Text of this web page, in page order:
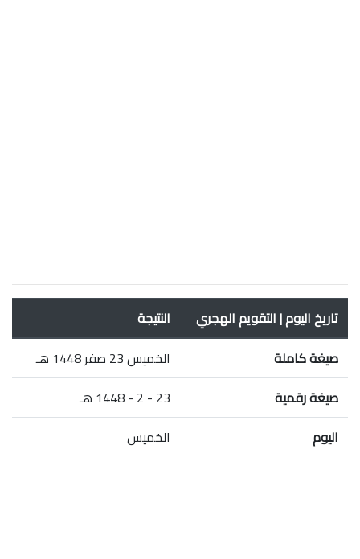
تاريخ اليوم | التقويم الهجري
النتيجة
صيغة كاملة
الخميس 23 صفر 1448 هـ
صيغة رقمية
23 - 2 - 1448 هـ
اليوم
الخميس